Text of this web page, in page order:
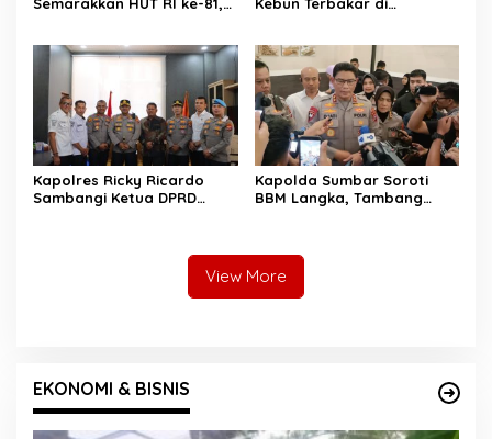
Lingkungan
Bakar
Kapolres Ricky Ricardo
Sambangi Ketua DPRD
Kapolda Sumbar Soroti
BBM Langka, Tambang
Kejahatan”
View More
EKONOMI & BISNIS